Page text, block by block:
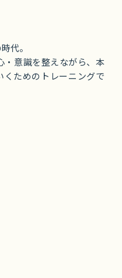
代。
・意識を整えながら、本
くためのトレーニングで